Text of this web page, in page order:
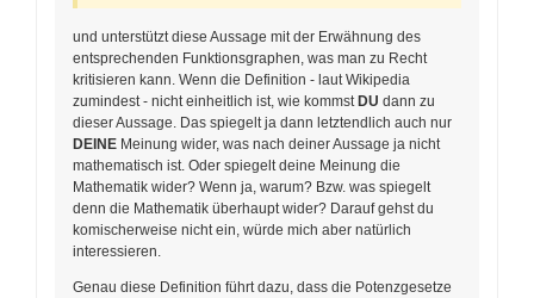
und unterstützt diese Aussage mit der Erwähnung des
entsprechenden Funktionsgraphen, was man zu Recht
kritisieren kann. Wenn die Definition - laut Wikipedia
zumindest - nicht einheitlich ist, wie kommst DU dann zu
dieser Aussage. Das spiegelt ja dann letztendlich auch nur
DEINE Meinung wider, was nach deiner Aussage ja nicht
mathematisch ist. Oder spiegelt deine Meinung die
Mathematik wider? Wenn ja, warum? Bzw. was spiegelt
denn die Mathematik überhaupt wider? Darauf gehst du
komischerweise nicht ein, würde mich aber natürlich
interessieren.
Genau diese Definition führt dazu, dass die Potenzgesetze